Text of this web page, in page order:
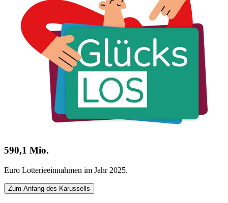
590,1 Mio.
Euro Lotterieeinnahmen im Jahr 2025.
Zum Anfang des Karussells